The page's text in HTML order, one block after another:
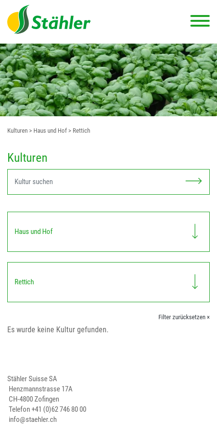
Kulturen > Haus und Hof > Rettich
Kulturen
Haus und Hof
Rettich
Filter zurücksetzen ×
Es wurde keine Kultur gefunden.
Stähler Suisse SA
Henzmannstrasse 17A
CH-4800 Zofingen
Telefon+41 (0)62 746 80 00
info@staehler.ch